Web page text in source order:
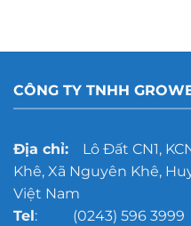
CÔNG TY TNHH
Địa chỉ:Lô Đất CN1,
Khê, Xã Nguyên Khê,
Việt Nam
Tel: (0243) 596 3999 -